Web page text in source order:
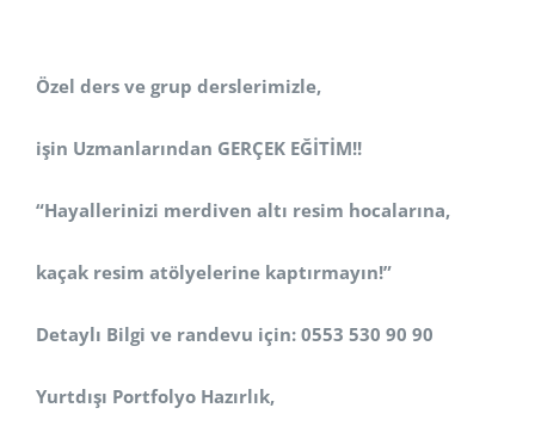
Özel ders ve grup derslerimizle,
işin Uzmanlarından GERÇEK EĞİTİM!!
“Hayallerinizi merdiven altı resim hocalarına,
kaçak resim atölyelerine kaptırmayın!”
Detaylı Bilgi ve randevu için: 0553 530 90 90
Yurtdışı Portfolyo Hazırlık,